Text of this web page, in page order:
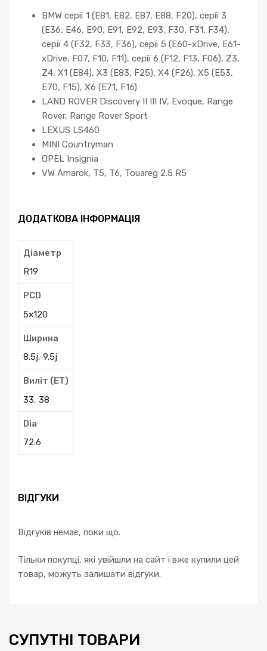
BMW серії 1 (E81, E82, E87, E88, F20), серії 3
(E36, E46, E90, E91, E92, E93, F30, F31, F34),
серії 4 (F32, F33, F36), серії 5 (E60-xDrive, E61-
xDrive, F07, F10, F11), серії 6 (F12, F13, F06), Z3,
Z4, X1 (E84), X3 (E83, F25), X4 (F26), X5 (E53,
E70, F15), X6 (E71, F16)
LAND ROVER Discovery II III IV, Evoque, Range
Rover, Range Rover Sport
LEXUS LS460
MINI Countryman
OPEL Insignia
VW Amarok, T5, T6, Touareg 2.5 R5
ДОДАТКОВА ІНФОРМАЦІЯ
Діаметр
R19
PCD
5×120
Ширина
8.5j, 9.5j
Виліт (ЕТ)
33, 38
Dia
72.6
ВІДГУКИ
Відгуків немає, поки що.
Тільки покупці, які увійшли на сайт і вже купили цей
товар, можуть залишати відгуки.
СУПУТНІ ТОВАРИ